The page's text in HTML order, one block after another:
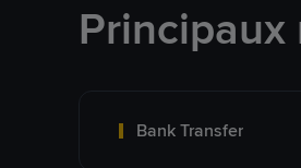
Bank Transfer